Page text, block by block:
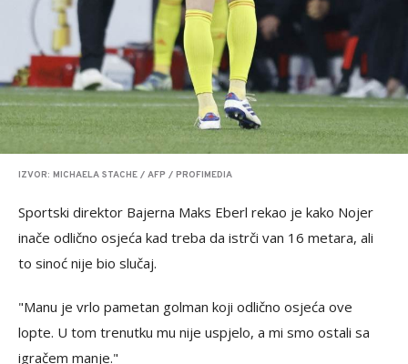
IZVOR: MICHAELA STACHE / AFP / PROFIMEDIA
Sportski direktor Bajerna Maks Eberl rekao je kako Nojer
inače odlično osjeća kad treba da istrči van 16 metara, ali
to sinoć nije bio slučaj.
"Manu je vrlo pametan golman koji odlično osjeća ove
lopte. U tom trenutku mu nije uspjelo, a mi smo ostali sa
igračem manje."